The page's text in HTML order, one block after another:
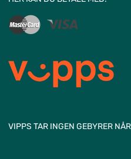
VIPPS TAR INGEN GEBYRER